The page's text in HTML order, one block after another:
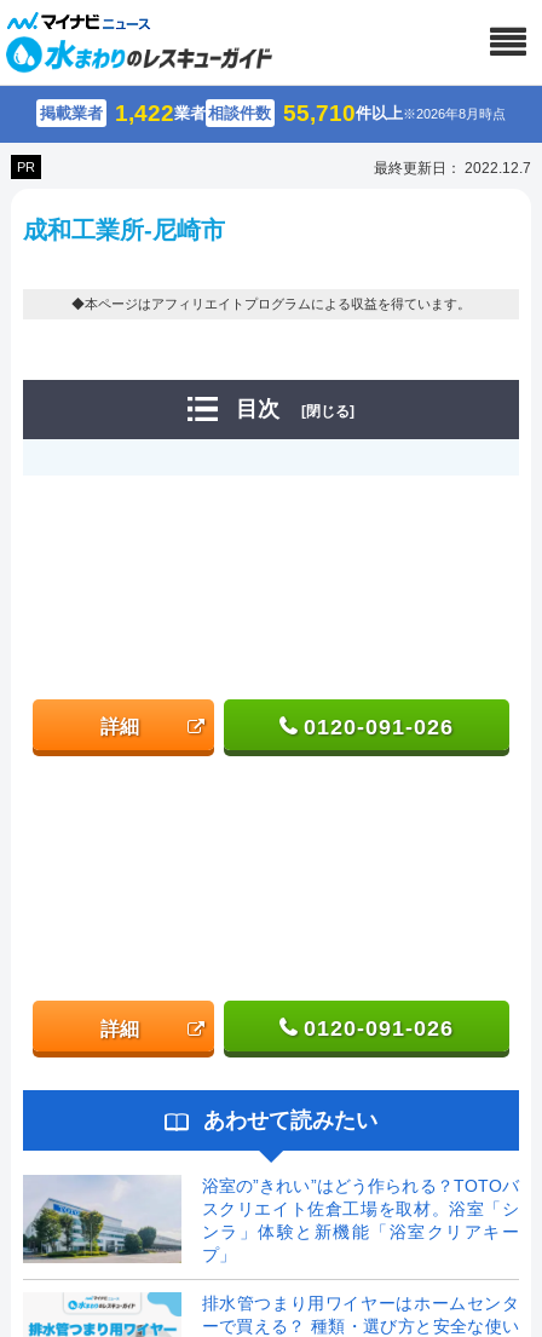
掲載業者 1,422業者相談件数 55,710件以上※2026年8月時点
PR 最終更新日： 2022.12.7
成和工業所-尼崎市
◆本ページはアフィリエイトプログラムによる収益を得ています。
目次 [閉じる]
詳細 0120-091-026
詳細 0120-091-026
あわせて読みたい
浴室の”きれい”はどう作られる？TOTOバ
スクリエイト佐倉工場を取材。浴室「シ
ンラ」体験と新機能「浴室クリアキー
プ」
排水管つまり用ワイヤーはホームセンタ
ーで買える？ 種類・選び方と安全な使い